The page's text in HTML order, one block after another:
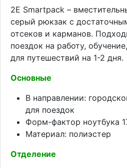
2E Smartpack –
серый рюкзак с
отсеков и карманов.
поездок на работу,
для путешествий на 1-2 дня.
Основные
В направлении:
для поездок
Форм-фактор ноутбука
Материал: полиэстер
Отделение